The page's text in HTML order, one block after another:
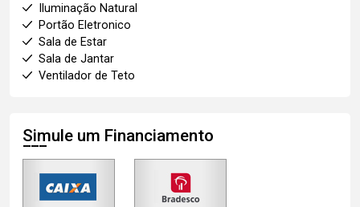
Iluminação Natural
Portão Eletronico
Sala de Estar
Sala de Jantar
Ventilador de Teto
Simule um Financiamento